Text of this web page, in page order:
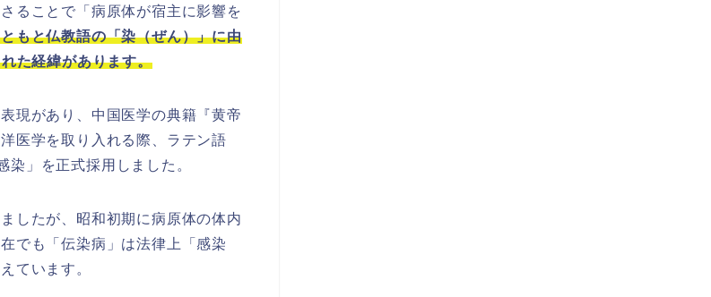
ることで「病原体が宿主に影響を
もと仏教語の「染（ぜん）」に由
た経緯があります。
現があり、中国医学の典籍『黄帝
医学を取り入れる際、ラテン語
染」を正式採用しました。
したが、昭和初期に病原体の体内
でも「伝染病」は法律上「感染
ています。